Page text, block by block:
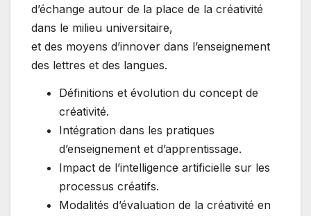
d’échange autour de la place de la créativité
dans le milieu universitaire,
et des moyens d’innover dans l’enseignement
des lettres et des langues.
Définitions et évolution du concept de
créativité.
Intégration dans les pratiques
d’enseignement et d’apprentissage.
Impact de l’intelligence artificielle sur les
processus créatifs.
Modalités d’évaluation de la créativité en